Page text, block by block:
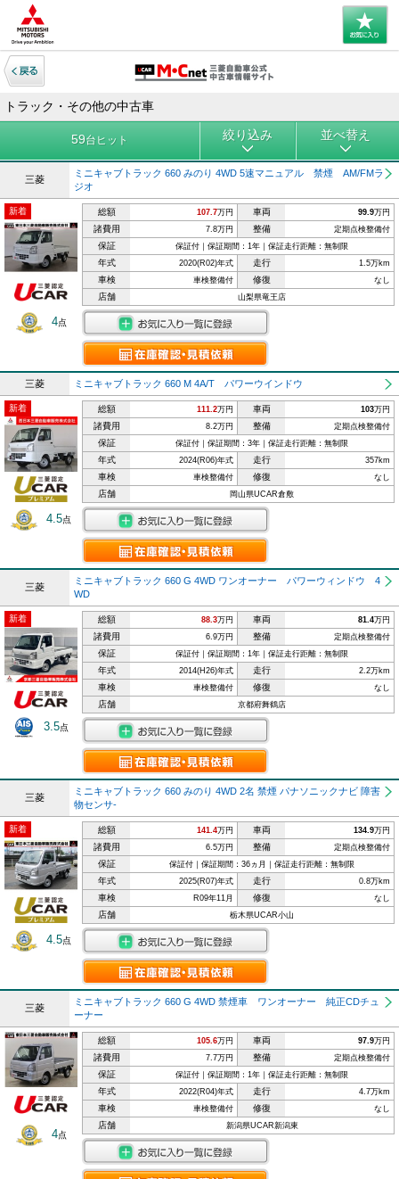
トラック・その他の中古車
59台ヒット 絞り込み 並べ替え
三菱
ミニキャブトラック 660 みのり 4WD 5速マニュアル 禁煙 AM/FMラ
ジオ
新着
4点
総額 107.7万円 車両 99.9万円
諸費用 7.8万円 整備 定期点検整備付
保証 保証付｜保証期間：1年｜保証走行距離：無制限
年式 2020(R02)年式 走行 1.5万km
車検 車検整備付 修復 なし
店舗 山梨県竜王店
三菱 ミニキャブトラック 660 M 4A/T パワーウインドウ
新着
4.5点
総額 111.2万円 車両 103万円
諸費用 8.2万円 整備 定期点検整備付
保証 保証付｜保証期間：3年｜保証走行距離：無制限
年式 2024(R06)年式 走行 357km
車検 車検整備付 修復 なし
店舗 岡山県UCAR倉敷
三菱
ミニキャブトラック 660 G 4WD ワンオーナー パワーウィンドウ 4
WD
新着
3.5点
総額 88.3万円 車両 81.4万円
諸費用 6.9万円 整備 定期点検整備付
保証 保証付｜保証期間：1年｜保証走行距離：無制限
年式 2014(H26)年式 走行 2.2万km
車検 車検整備付 修復 なし
店舗 京都府舞鶴店
三菱
ミニキャブトラック 660 みのり 4WD 2名 禁煙 パナソニックナビ 障害
物センサ-
新着
4.5点
総額 141.4万円 車両 134.9万円
諸費用 6.5万円 整備 定期点検整備付
保証 保証付｜保証期間：36ヵ月｜保証走行距離：無制限
年式 2025(R07)年式 走行 0.8万km
車検 R09年11月 修復 なし
店舗 栃木県UCAR小山
三菱
ミニキャブトラック 660 G 4WD 禁煙車 ワンオーナー 純正CDチュ
ーナー
4点
総額 105.6万円 車両 97.9万円
諸費用 7.7万円 整備 定期点検整備付
保証 保証付｜保証期間：1年｜保証走行距離：無制限
年式 2022(R04)年式 走行 4.7万km
車検 車検整備付 修復 なし
店舗 新潟県UCAR新潟東